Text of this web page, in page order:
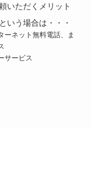
いただくメリット
いう場合は・・・
ーネット無料電話、ま
サービス